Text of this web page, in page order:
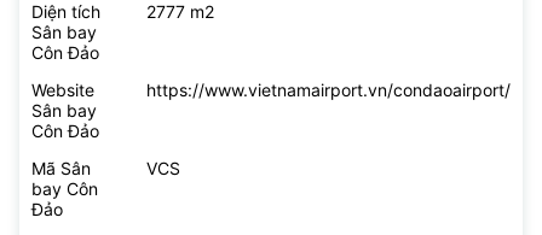
Diện tích
Sân bay
Côn Đảo
2777 m2
Website
Sân bay
Côn Đảo
https://www.vietnamairport.vn/condaoairport/
Mã Sân
bay Côn
Đảo
VCS